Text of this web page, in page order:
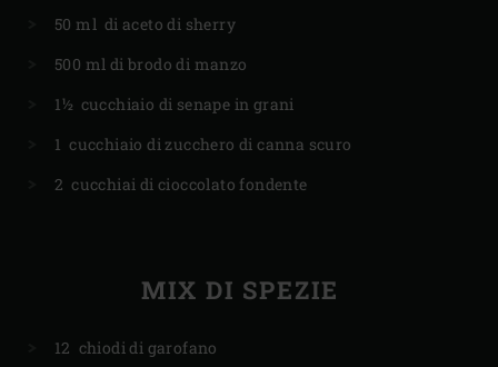
50 ml di aceto di sherry
500 ml di brodo di manzo
1½ cucchiaio di senape in grani
1 cucchiaio di zucchero di canna scuro
2 cucchiai di cioccolato fondente
MIX DI SPEZIE
12 chiodi di garofano